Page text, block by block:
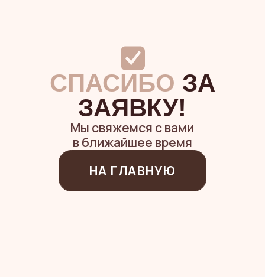
ЗАЯВКУ!
Мы свяжемся с вами
в ближайшее время
НА ГЛАВНУЮ